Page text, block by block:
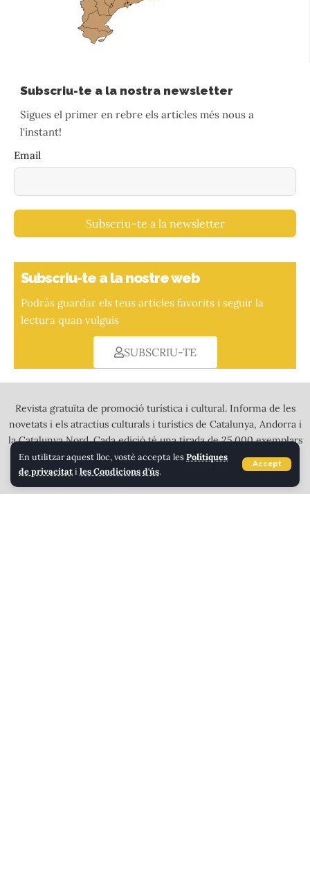
En utilitzar aquest lloc, vostè accepta lesPolítiques
de privacitati les Condicions d'ús.
Accept
Subscriu-te a la nostra newsletter
Sigues el primer en rebre els articles més nous a
l'instant!
Email
Subscriu-te a la newsletter
Subscriu-te a la nostre web
Podràs guardar els teus articles favorits i seguir la
lectura quan vulguis
SUBSCRIU-TE
Revista gratuïta de promoció turística i cultural. Informa de les
novetats i els atractius culturals i turístics de Catalunya, Andorra i
la Catalunya Nord. Cada edició té una tirada de 25.000 exemplars
a tot color que es distribueixen en més de 2.000 punts de
recollida a l’Alt Pirineu, Andorra i tota Calalunya.